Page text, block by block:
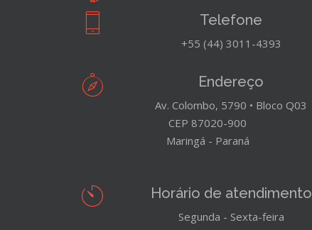
Telefone
+55 (44) 3011-4393
Endereço
Av. Colombo, 5790 • Bloco Q03
CEP 87020-900
Maringá - Paraná
Horário de atendimento
Segunda - Sexta-feira